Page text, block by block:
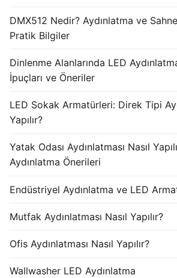
DMX512 Nedir? Aydınlatma ve
Pratik Bilgiler
Dinlenme Alanlarında LED
İpuçları ve Öneriler
LED Sokak Armatürleri: Direk Tipi
Yapılır?
Yatak Odası Aydınlatması Nasıl
Aydınlatma Önerileri
Endüstriyel Aydınlatma ve LED
Mutfak Aydınlatması Nasıl Yapılır?
Ofis Aydınlatması Nasıl Yapılır?
Wallwasher LED Aydınlatma